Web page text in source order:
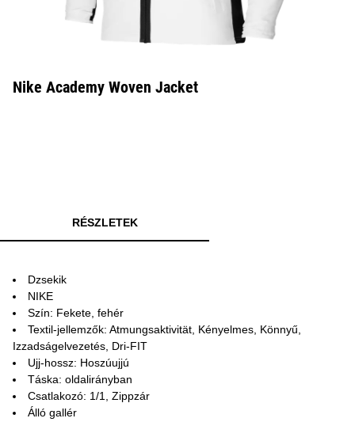
Nike Academy Woven Jacket
RÉSZLETEK
Dzsekik
NIKE
Szín: Fekete, fehér
Textil-jellemzők: Atmungsaktivität, Kényelmes, Könnyű,
Izzadságelvezetés, Dri-FIT
Ujj-hossz: Hoszúujjú
Táska: oldalirányban
Csatlakozó: 1/1, Zippzár
Álló gallér